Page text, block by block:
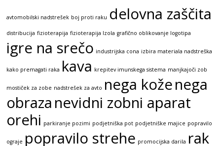
avtomobilski nadstrešek boj proti raku delovna zaščita
distribucija fizioterapija fizioterapija Izola grafično oblikovanje logotipa
igre na srečo industrijska cona izbira materiala nadstreška
kako premagati raka kava krepitev imunskega sistema manjkajoči zob
mostiček za zobe nadstrešek za avto nega koženega
obraza nevidni zobni aparat
orehi parkiranje pozimi podjetniška pot podjetniške majice popravilo
ograje popravilo strehe promocijska darila rak